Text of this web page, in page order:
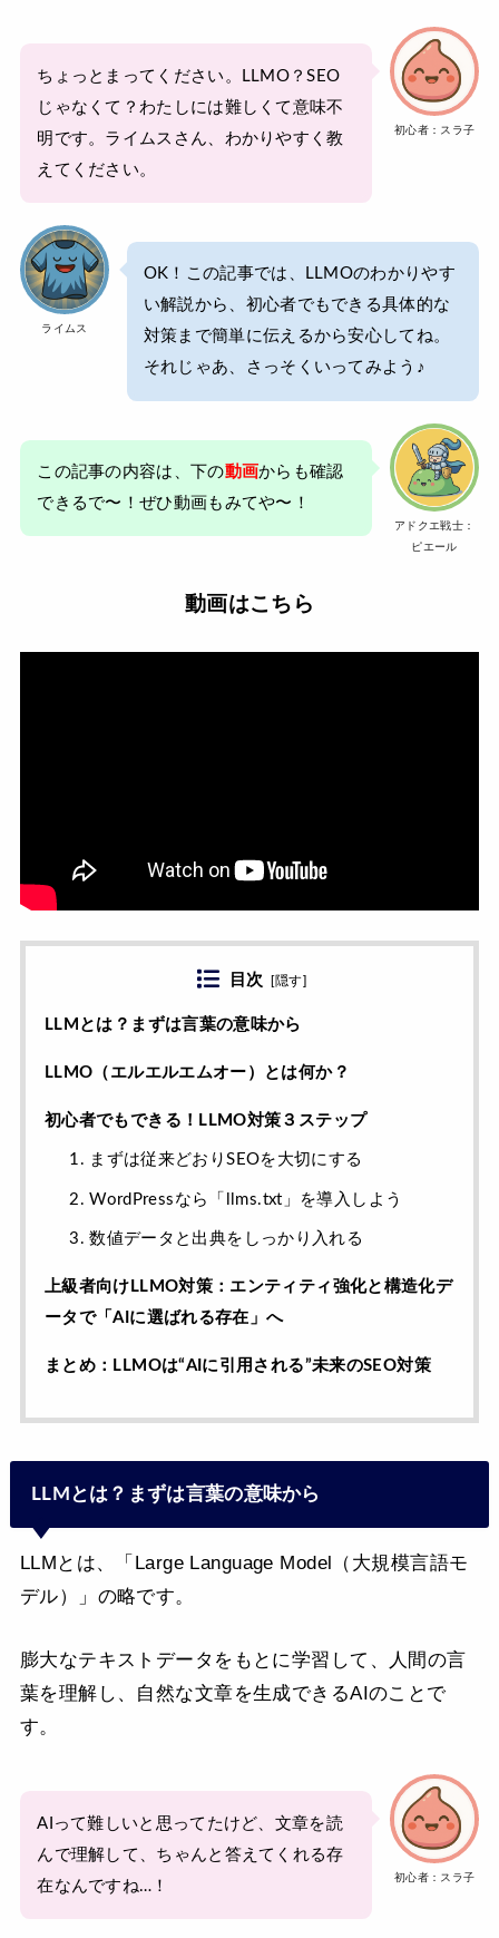
初心者：スラ子
ちょっとまってください。LLMO？SEO
じゃなくて？わたしには難しくて意味不
明です。ライムスさん、わかりやすく教
えてください。
ライムス
OK！この記事では、LLMOのわかりやす
い解説から、初心者でもできる具体的な
対策まで簡単に伝えるから安心してね。
それじゃあ、さっそくいってみよう♪
アドクエ戦士：
ピエール
この記事の内容は、下の動画からも確認
できるで〜！ぜひ動画もみてや〜！
動画はこちら
目次 [隠す]
LLMとは？まずは言葉の意味から
LLMO（エルエルエムオー）とは何か？
初心者でもできる！LLMO対策３ステップ
1. まずは従来どおりSEOを大切にする
2. WordPressなら「llms.txt」を導入しよう
3. 数値データと出典をしっかり入れる
上級者向けLLMO対策：エンティティ強化と構造化デ
ータで「AIに選ばれる存在」へ
まとめ：LLMOは“AIに引用される”未来のSEO対策
LLMとは？まずは言葉の意味から
LLMとは、「Large Language Model（大規模言語モ
デル）」の略です。
膨大なテキストデータをもとに学習して、人間の言
葉を理解し、自然な文章を生成できるAIのことで
す。
初心者：スラ子
AIって難しいと思ってたけど、文章を読
んで理解して、ちゃんと答えてくれる存
在なんですね…！